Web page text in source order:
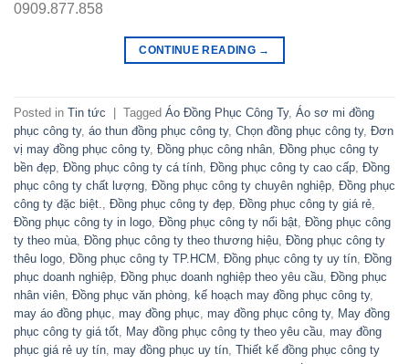
0909.877.858
CONTINUE READING →
Posted in Tin tức Tagged Áo Đồng Phục Công Ty, Áo sơ mi đồng
phục công ty, áo thun đồng phục công ty, Chọn đồng phục công ty, Đơn
vị may đồng phục công ty, Đồng phục công nhân Đồng phục công ty
bền đẹp Đồng phục công ty cá tính Đồng phục công ty cao cấp Đồng
phục công ty chất lượng Đồng phục công ty chuyên nghiệp Đồng phục
công ty đặc biệt.
Đồng phục công ty đẹp Đồng phục công ty giá rẻ
Đồng phục công ty in logo Đồng phục công ty nổi bật Đồng phục công
ty theo mùa Đồng phục công ty theo thương hiệu Đồng phục công ty
thêu logo Đồng phục công ty TP.HCM Đồng phục công ty uy tín Đồng
phục doanh nghiệp Đồng phục doanh nghiệp theo yêu cầu Đồng phục
nhân viên Đồng phục văn phòng kế hoạch may đồng phục công ty,
may áo đồng phục may đồng phục may đồng phục công ty, May đồng
phục công ty giá tốt
May đồng phục công ty theo yêu cầu may đồng
phục giá rẻ uy tín may đồng phục uy tín Thiết kế đồng phục công ty